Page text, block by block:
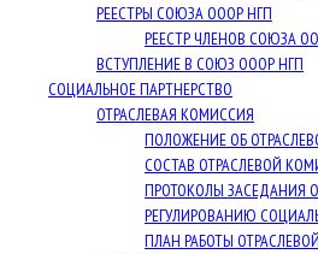
РЕЕСТРЫ СОЮЗА ОООР НГП
РЕЕСТР ЧЛЕНОВ СОЮЗА
ВСТУПЛЕНИЕ В СОЮЗ ОООР НГП
СОЦИАЛЬНОЕ ПАРТНЕРСТВО
ОТРАСЛЕВАЯ КОМИССИЯ
ПОЛОЖЕНИЕ ОБ
СОСТАВ ОТРАСЛЕВОЙ
ПРОТОКОЛЫ ЗАСЕДАНИЯ
РЕГУЛИРОВАНИЮ
ПЛАН РАБОТЫ